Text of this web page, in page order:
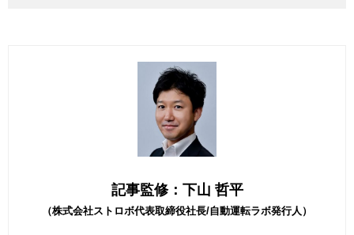
記事監修：下山 哲平
（株式会社ストロボ代表取締役社長/自動運転ラボ発行人）